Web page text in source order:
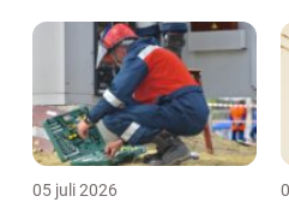
05 juli 2026